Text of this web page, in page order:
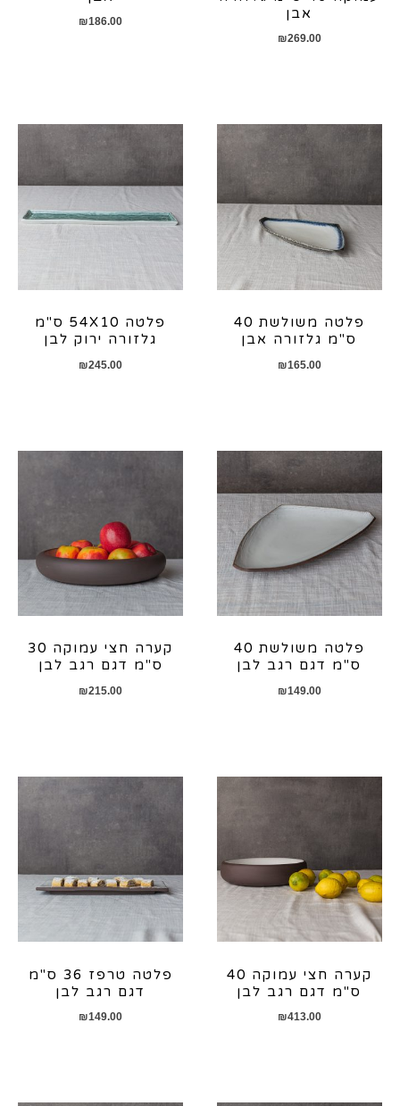
אבן
₪269.00
₪186.00
פלטה משולשת 40
ס"מ גלזורה אבן
₪165.00
פלטה 54X10 ס"מ
גלזורה ירוק לבן
₪245.00
פלטה משולשת 40
ס"מ דגם רגב לבן
₪149.00
קערה חצי עמוקה 30
ס"מ דגם רגב לבן
₪215.00
קערה חצי עמוקה 40
ס"מ דגם רגב לבן
₪413.00
פלטה טרפז 36 ס"מ
דגם רגב לבן
₪149.00